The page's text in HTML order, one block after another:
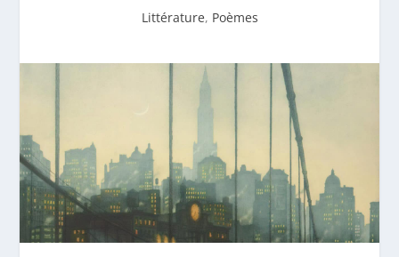
Littérature, Poèmes